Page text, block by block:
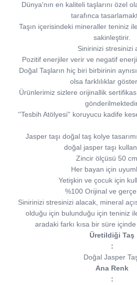
Dünya'nın en kaliteli taşlarını özel
tarafınca
Taşın içerisindeki mineraller teniniz
sakinleştirir.
Sinirinizi stresinizi
Pozitif enerjiler verir ve negatif
Doğal Taşların hiç biri birbirinin
olsa farklılıklar
Ürünlerimiz sizlere orijinallik
''Tesbih Atölyesi'' koruyucu kadife
Jasper taşı doğal taş kolye
doğal jasper taşı
Zincir ölçüsü 50
Her bayan için
Yetişkin ve çocuk için
%100 Orijinal ve
Sinirinizi stresinizi alacak, mineral
olduğu için bulunduğu için teniniz
aradaki farkı kısa bir süre
Üretildiği Taş
:
Doğal Jasper
Ana Renk
: